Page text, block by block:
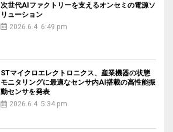
次世代AIファクトリーを支えるオンセミの電源ソ
リューション
2026.6.4 6:49 pm
STマイクロエレクトロニクス、産業機器の状態
モニタリングに最適なセンサ内AI搭載の高性能振
動センサを発表
2026.6.4 5:34 pm